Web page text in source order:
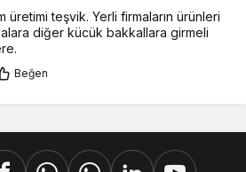
üretimi teşvik. Yerli firmaların ürünleri
diğer kücük bakkallara girmeli
Beğen